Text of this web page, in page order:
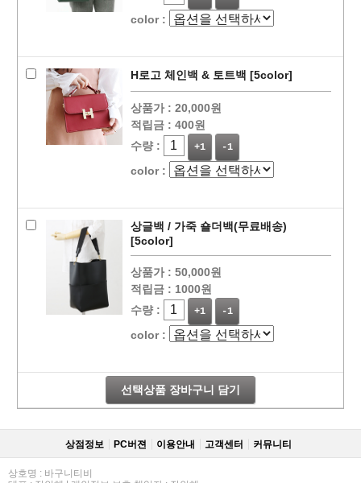
color :
H로고 체인백 & 토트백 [5color]
상품가 : 20,000원
적립금 : 400원
수량 :
+1 -1
color :
상글백 / 가죽 숄더백(무료배송)
[5color]
상품가 : 50,000원
적립금 : 1000원
수량 :
+1 -1
color :
선택상품 장바구니 담기
상점정보 PC버젼 이용안내 고객센터 커뮤니티
상호명 : 바구니티비